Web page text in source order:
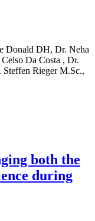
Donald DH, Dr. Neha
Celso Da Costa , Dr.
Steffen RiegerM.Sc.,
both the
during